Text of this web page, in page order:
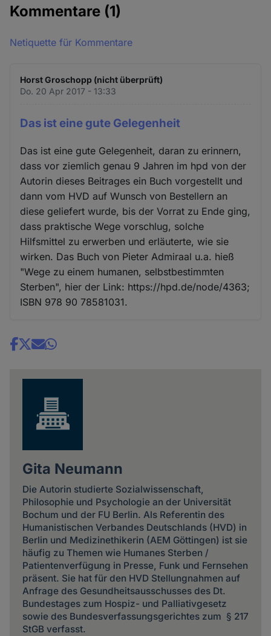
Kommentare (1)
Netiquette für Kommentare
Horst Groschopp (nicht überprüft)
Do. 20 Apr 2017 - 13:33
Das ist eine gute Gelegenheit
Das ist eine gute Gelegenheit, daran zu erinnern,
dass vor ziemlich genau 9 Jahren im hpd von der
Autorin dieses Beitrages ein Buch vorgestellt und
dann vom HVD auf Wunsch von Bestellern an
diese geliefert wurde, bis der Vorrat zu Ende ging,
dass praktische Wege vorschlug, solche
Hilfsmittel zu erwerben und erläuterte, wie sie
wirken. Das Buch von Pieter Admiraal u.a. hieß
"Wege zu einem humanen, selbstbestimmten
Sterben", hier der Link: https://hpd.de/node/4363;
ISBN 978 90 78581031.
Share
Gita Neumann
Die Autorin studierte Sozialwissenschaft,
Philosophie und Psychologie an der Universität
Bochum und der FU Berlin. Als Referentin des
Humanistischen Verbandes Deutschlands (HVD) in
Berlin und Medizinethikerin (AEM Göttingen) ist sie
häufig zu Themen wie Humanes Sterben /
Patientenverfügung in Presse, Funk und Fernsehen
präsent. Sie hat für den HVD Stellungnahmen auf
Anfrage des Gesundheitsausschusses des Dt.
Bundestages zum Hospiz- und Palliativgesetz
sowie des Bundesverfassungsgerichtes zum § 217
StGB verfasst.